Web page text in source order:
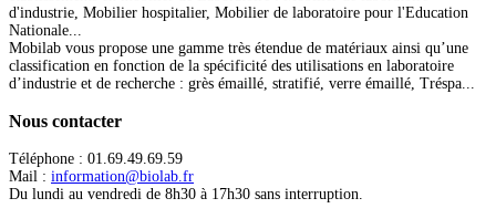
d'industrie, Mobilier hospitalier, Mobilier de laboratoire pour l'Education
Nationale...
Mobilab vous propose une gamme très étendue de matériaux ainsi qu’une
classification en fonction de la spécificité des utilisations en laboratoire
d’industrie et de recherche : grès émaillé, stratifié, verre émaillé, Tréspa...
Nous contacter
Téléphone : 01.69.49.69.59
Mail : information@biolab.fr
Du lundi au vendredi de 8h30 à 17h30 sans interruption.